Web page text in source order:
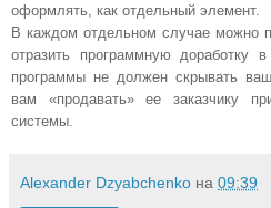
оформлять, как отдельный элемент.
В каждом отдельном случае можно
отразить программную доработку
программы не должен скрывать
вам «продавать» ее заказчику
системы.
Alexander Dzyabchenko на 09:39